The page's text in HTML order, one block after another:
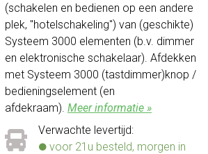
(schakelen en bedienen op een andere
plek, "hotelschakeling") van (geschikte)
Systeem 3000 elementen (b.v. dimmer
en elektronische schakelaar). Afdekken
met Systeem 3000 (tastdimmer)knop /
bedieningselement (en
afdekraam). Meer informatie »
Verwachte levertijd:
voor 21u besteld, morgen in